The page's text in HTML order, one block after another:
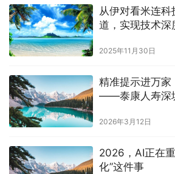
从伊对看米连科
道，实现技术深
2025年11月30日
精准提示进万家
——泰康人寿深
2026年3月12日
2026，AI正在
化”这件事